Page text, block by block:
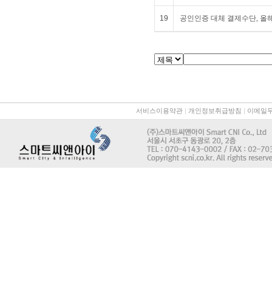
19 공인인증 대체 결제수단, 올
서비스이용약관 | 개인정보취급방침 | 이메일